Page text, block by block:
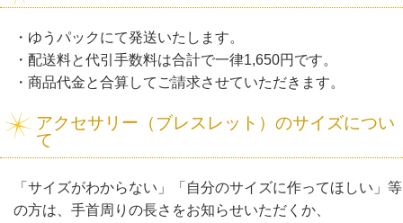
・ゆうパックにて発送いたします。
・配送料と代引手数料は合計で一律1,650円です。
・商品代金と合算してご請求させていただきます。
アクセサリー（ブレスレット）のサイズについ
て
「サイズがわからない」「自分のサイズに作ってほしい」等
の方は、手首周りの長さをお知らせいただくか、